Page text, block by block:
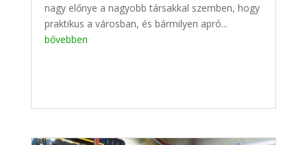
nagy előnye a nagyobb társakkal szemben, hogy
praktikus a városban, és bármilyen apró...
bővebben